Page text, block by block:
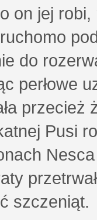
on jej
do
perłowe
przecież
Pusi
szczeniąt.